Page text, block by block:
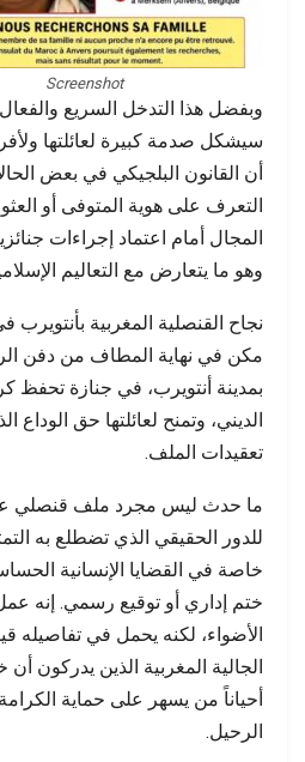
Screenshot
وبفضل هذا التدخل السريع
سيشكل صدمة كبيرة لعائلتها
أن القانون البلجيكي في بعض
التعرف على هوية المتوفى أو
المجال أمام اعتماد إجراءات
وهو ما يتعارض مع التعاليم
نجاح القنصلية المغربية بأنتويرب
مكن في نهاية المطاف من دفن
بمدينة أنتويرب، في جنازة تحفظ
الديني، وتمنح لعائلتها حق
تعقيدات الملف.
ما حدث ليس مجرد ملف قنصلي
للدور الحقيقي الذي تضطلع به
خاصة في القضايا الإنسانية
ختم إداري أو توقيع رسمي. إنه
الأضواء، لكنه يحمل في تفاصيله
الجالية المغربية الذين يدركون
أحياناً من يسهر على حماية
الرحيل.